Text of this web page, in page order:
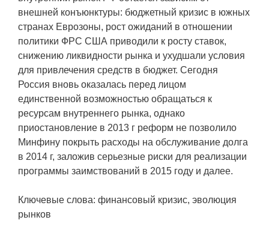
внешней конъюнктуры: бюджетный кризис в южных
странах Еврозоны, рост ожиданий в отношении
политики ФРС США приводили к росту ставок,
снижению ликвидности рынка и ухудшали условия
для привлечения средств в бюджет. Сегодня
Россия вновь оказалась перед лицом
единственной возможностью обращаться к
ресурсам внутреннего рынка, однако
приостановление в 2013 г реформ не позволило
Минфину покрыть расходы на обслуживание долга
в 2014 г, заложив серьезные риски для реализации
программы заимствований в 2015 году и далее.
Ключевые слова: финансовый кризис, эволюция
рынков